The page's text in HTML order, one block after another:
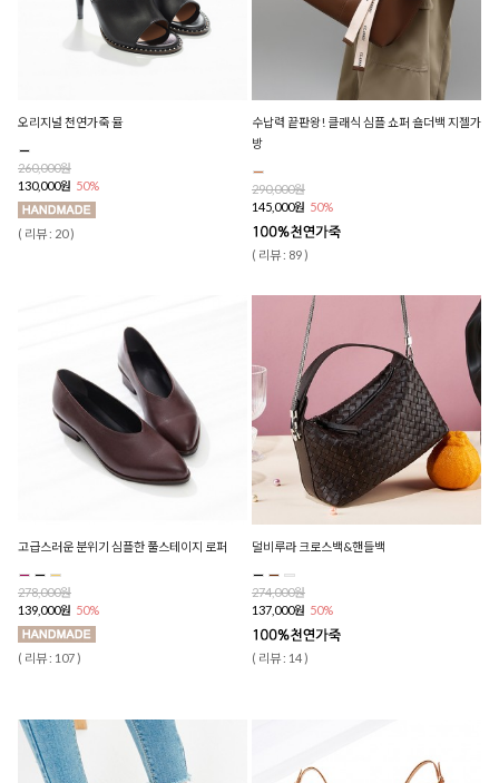
오리지널 천연가죽 뮬
260,000원
130,000원 50%
( 리뷰 : 20 )
수납력 끝판왕! 클래식 심플 쇼퍼 숄더백 지젤가
방
290,000원
145,000원 50%
( 리뷰 : 89 )
고급스러운 분위기 심플한 풀스테이지 로퍼
278,000원
139,000원 50%
( 리뷰 : 107 )
덜비루라 크로스백&핸들백
274,000원
137,000원 50%
( 리뷰 : 14 )